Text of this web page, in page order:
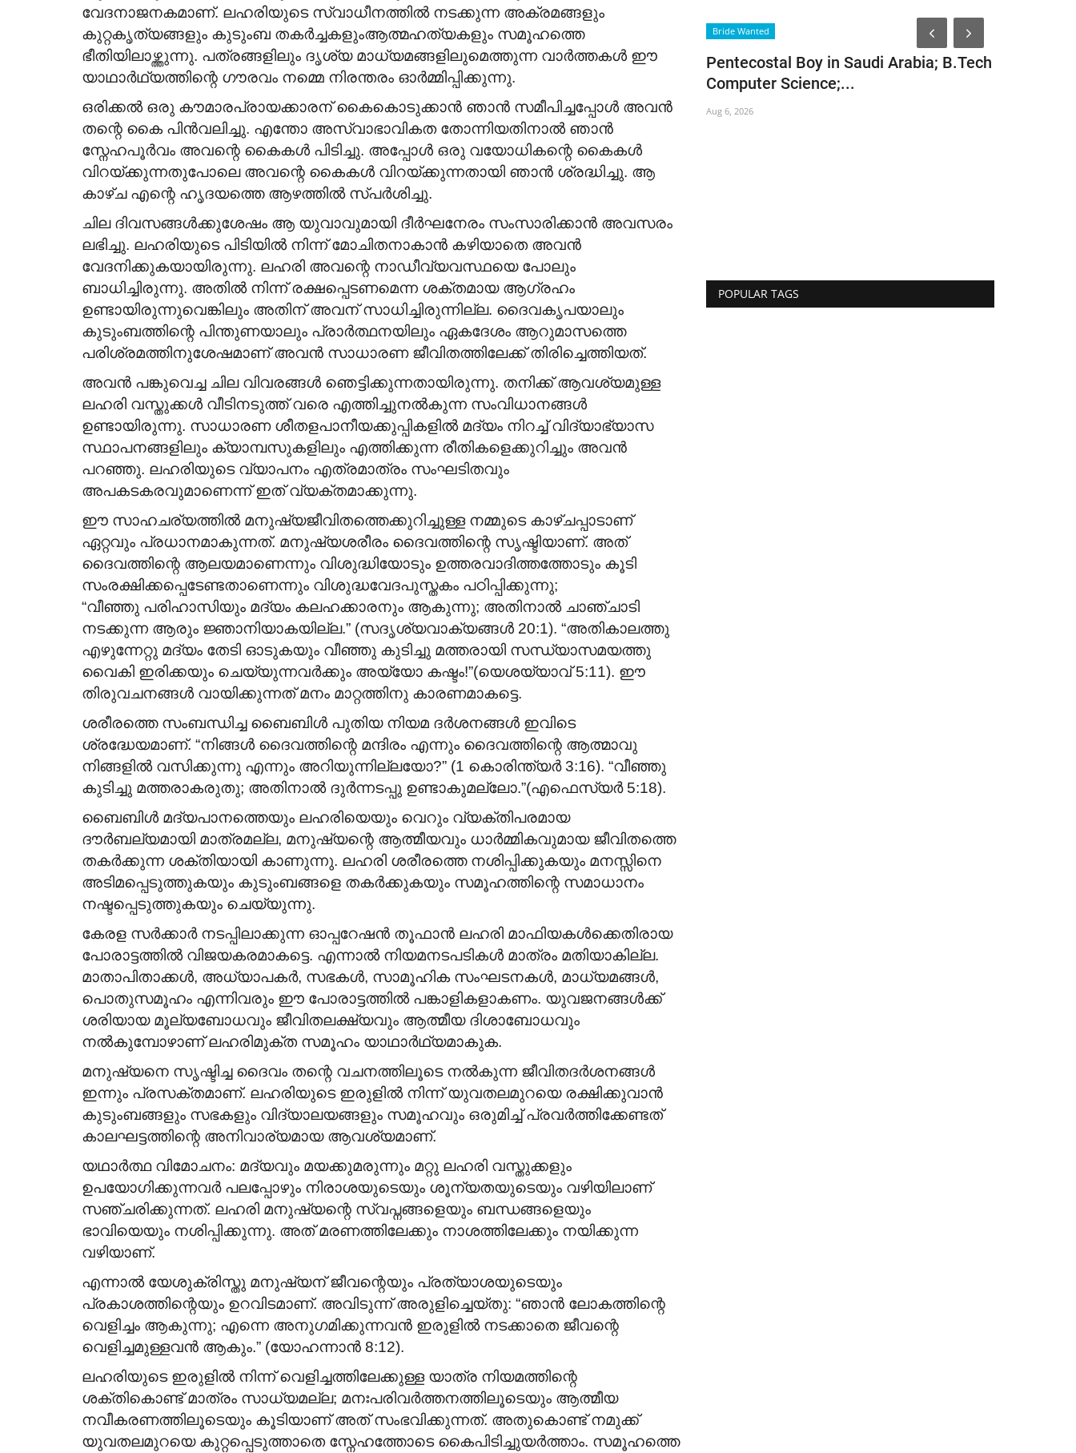
വേദനാജനകമാണ്. ലഹരിയുടെ സ്വാധീനത്തിൽ നടക്കുന്ന അക്രമങ്ങളും
കുറ്റകൃത്യങ്ങളും കുടുംബ തകർച്ചകളുംആത്മഹത്യകളും സമൂഹത്തെ
ഭീതിയിലാഴ്ത്തുന്നു. പത്രങ്ങളിലും ദൃശ്യ മാധ്യമങ്ങളിലുമെത്തുന്ന വാർത്തകൾ ഈ
യാഥാർഥ്യത്തിന്റെ ഗൗരവം നമ്മെ നിരന്തരം ഓർമ്മിപ്പിക്കുന്നു.
ഒരിക്കൽ ഒരു കൗമാരപ്രായക്കാരന് കൈകൊടുക്കാൻ ഞാൻ സമീപിച്ചപ്പോൾ അവൻ
തന്റെ കൈ പിൻവലിച്ചു. എന്തോ അസ്വാഭാവികത തോന്നിയതിനാൽ ഞാൻ
സ്നേഹപൂർവം അവന്റെ കൈകൾ പിടിച്ചു. അപ്പോൾ ഒരു വയോധികന്റെ കൈകൾ
വിറയ്ക്കുന്നതുപോലെ അവന്റെ കൈകൾ വിറയ്ക്കുന്നതായി ഞാൻ ശ്രദ്ധിച്ചു. ആ
കാഴ്ച എന്റെ ഹൃദയത്തെ ആഴത്തിൽ സ്പർശിച്ചു.
ചില ദിവസങ്ങൾക്കുശേഷം ആ യുവാവുമായി ദീർഘനേരം സംസാരിക്കാൻ അവസരം
ലഭിച്ചു. ലഹരിയുടെ പിടിയിൽ നിന്ന് മോചിതനാകാൻ കഴിയാതെ അവൻ
വേദനിക്കുകയായിരുന്നു. ലഹരി അവന്റെ നാഡീവ്യവസ്ഥയെ പോലും
ബാധിച്ചിരുന്നു. അതിൽ നിന്ന് രക്ഷപ്പെടണമെന്ന ശക്തമായ ആഗ്രഹം
ഉണ്ടായിരുന്നുവെങ്കിലും അതിന് അവന് സാധിച്ചിരുന്നില്ല. ദൈവകൃപയാലും
കുടുംബത്തിന്റെ പിന്തുണയാലും പ്രാർത്ഥനയിലും ഏകദേശം ആറുമാസത്തെ
പരിശ്രമത്തിനുശേഷമാണ് അവൻ സാധാരണ ജീവിതത്തിലേക്ക് തിരിച്ചെത്തിയത്.
അവൻ പങ്കുവെച്ച ചില വിവരങ്ങൾ ഞെട്ടിക്കുന്നതായിരുന്നു. തനിക്ക് ആവശ്യമുള്ള
ലഹരി വസ്തുക്കൾ വീടിനടുത്ത് വരെ എത്തിച്ചുനൽകുന്ന സംവിധാനങ്ങൾ
ഉണ്ടായിരുന്നു. സാധാരണ ശീതളപാനീയക്കുപ്പികളിൽ മദ്യം നിറച്ച് വിദ്യാഭ്യാസ
സ്ഥാപനങ്ങളിലും ക്യാമ്പസുകളിലും എത്തിക്കുന്ന രീതികളെക്കുറിച്ചും അവൻ
പറഞ്ഞു. ലഹരിയുടെ വ്യാപനം എത്രമാത്രം സംഘടിതവും
അപകടകരവുമാണെന്ന് ഇത് വ്യക്തമാക്കുന്നു.
ഈ സാഹചര്യത്തിൽ മനുഷ്യജീവിതത്തെക്കുറിച്ചുള്ള നമ്മുടെ കാഴ്ചപ്പാടാണ്
ഏറ്റവും പ്രധാനമാകുന്നത്. മനുഷ്യശരീരം ദൈവത്തിന്റെ സൃഷ്ടിയാണ്. അത്
ദൈവത്തിന്റെ ആലയമാണെന്നും വിശുദ്ധിയോടും ഉത്തരവാദിത്തത്തോടും കൂടി
സംരക്ഷിക്കപ്പെടേണ്ടതാണെന്നും വിശുദ്ധവേദപുസ്തകം പഠിപ്പിക്കുന്നു;
“വീഞ്ഞു പരിഹാസിയും മദ്യം കലഹക്കാരനും ആകുന്നു; അതിനാൽ ചാഞ്ചാടി
നടക്കുന്ന ആരും ജ്ഞാനിയാകയില്ല.” (സദൃശ്യവാക്യങ്ങൾ 20:1). “അതികാലത്തു
എഴുന്നേറ്റു മദ്യം തേടി ഓടുകയും വീഞ്ഞു കുടിച്ചു മത്തരായി സന്ധ്യാസമയത്തു
വൈകി ഇരിക്കയും ചെയ്യുന്നവർക്കും അയ്യോ കഷ്ടം!”(യെശയ്യാവ് 5:11). ഈ
തിരുവചനങ്ങൾ വായിക്കുന്നത് മനം മാറ്റത്തിനു കാരണമാകട്ടെ.
ശരീരത്തെ സംബന്ധിച്ച ബൈബിൾ പുതിയ നിയമ ദർശനങ്ങൾ ഇവിടെ
ശ്രദ്ധേയമാണ്. “നിങ്ങൾ ദൈവത്തിന്റെ മന്ദിരം എന്നും ദൈവത്തിന്റെ ആത്മാവു
നിങ്ങളിൽ വസിക്കുന്നു എന്നും അറിയുന്നില്ലയോ?” (1 കൊരിന്ത്യർ 3:16). “വീഞ്ഞു
കുടിച്ചു മത്തരാകരുതു; അതിനാൽ ദുർന്നടപ്പു ഉണ്ടാകുമല്ലോ.”(എഫെസ്യർ 5:18).
ബൈബിൾ മദ്യപാനത്തെയും ലഹരിയെയും വെറും വ്യക്തിപരമായ
ദൗർബല്യമായി മാത്രമല്ല, മനുഷ്യന്റെ ആത്മീയവും ധാർമ്മികവുമായ ജീവിതത്തെ
തകർക്കുന്ന ശക്തിയായി കാണുന്നു. ലഹരി ശരീരത്തെ നശിപ്പിക്കുകയും മനസ്സിനെ
അടിമപ്പെടുത്തുകയും കുടുംബങ്ങളെ തകർക്കുകയും സമൂഹത്തിന്റെ സമാധാനം
നഷ്ടപ്പെടുത്തുകയും ചെയ്യുന്നു.
കേരള സർക്കാർ നടപ്പിലാക്കുന്ന ഓപ്പറേഷൻ തൂഫാൻ ലഹരി മാഫിയകൾക്കെതിരായ
പോരാട്ടത്തിൽ വിജയകരമാകട്ടെ. എന്നാൽ നിയമനടപടികൾ മാത്രം മതിയാകില്ല.
മാതാപിതാക്കൾ, അധ്യാപകർ, സഭകൾ, സാമൂഹിക സംഘടനകൾ, മാധ്യമങ്ങൾ,
പൊതുസമൂഹം എന്നിവരും ഈ പോരാട്ടത്തിൽ പങ്കാളികളാകണം. യുവജനങ്ങൾക്ക്
ശരിയായ മൂല്യബോധവും ജീവിതലക്ഷ്യവും ആത്മീയ ദിശാബോധവും
നൽകുമ്പോഴാണ് ലഹരിമുക്ത സമൂഹം യാഥാർഥ്യമാകുക.
മനുഷ്യനെ സൃഷ്ടിച്ച ദൈവം തന്റെ വചനത്തിലൂടെ നൽകുന്ന ജീവിതദർശനങ്ങൾ
ഇന്നും പ്രസക്തമാണ്. ലഹരിയുടെ ഇരുളിൽ നിന്ന് യുവതലമുറയെ രക്ഷിക്കുവാൻ
കുടുംബങ്ങളും സഭകളും വിദ്യാലയങ്ങളും സമൂഹവും ഒരുമിച്ച് പ്രവർത്തിക്കേണ്ടത്
കാലഘട്ടത്തിന്റെ അനിവാര്യമായ ആവശ്യമാണ്.
യഥാർത്ഥ വിമോചനം: മദ്യവും മയക്കുമരുന്നും മറ്റു ലഹരി വസ്തുക്കളും
ഉപയോഗിക്കുന്നവർ പലപ്പോഴും നിരാശയുടെയും ശൂന്യതയുടെയും വഴിയിലാണ്
സഞ്ചരിക്കുന്നത്. ലഹരി മനുഷ്യന്റെ സ്വപ്നങ്ങളെയും ബന്ധങ്ങളെയും
ഭാവിയെയും നശിപ്പിക്കുന്നു. അത് മരണത്തിലേക്കും നാശത്തിലേക്കും നയിക്കുന്ന
വഴിയാണ്.
എന്നാൽ യേശുക്രിസ്തു മനുഷ്യന് ജീവന്റെയും പ്രത്യാശയുടെയും
പ്രകാശത്തിന്റെയും ഉറവിടമാണ്. അവിടുന്ന് അരുളിച്ചെയ്തു: “ഞാൻ ലോകത്തിന്റെ
വെളിച്ചം ആകുന്നു; എന്നെ അനുഗമിക്കുന്നവൻ ഇരുളിൽ നടക്കാതെ ജീവന്റെ
വെളിച്ചമുള്ളവൻ ആകും.” (യോഹന്നാൻ 8:12).
ലഹരിയുടെ ഇരുളിൽ നിന്ന് വെളിച്ചത്തിലേക്കുള്ള യാത്ര നിയമത്തിന്റെ
ശക്തികൊണ്ട് മാത്രം സാധ്യമല്ല; മനഃപരിവർത്തനത്തിലൂടെയും ആത്മീയ
നവീകരണത്തിലൂടെയും കൂടിയാണ് അത് സംഭവിക്കുന്നത്. അതുകൊണ്ട് നമുക്ക്
യുവതലമുറയെ കുറ്റപ്പെടുത്താതെ സ്നേഹത്തോടെ കൈപിടിച്ചുയർത്താം. സമൂഹത്തെ
M.A ;B.
Groom Wanted
Pentecostal Girl || Working abroad and
Pursuing CA || Groom...
Aug 7, 2026
Bride Wanted
Angloindian Pentecostal Boy; Bachelor's
& Master's degree...
Aug 7, 2026
Bride Wanted
Pentecostal Boy in Saudi Arabia; B.Tech
Computer Science;...
Aug 6, 2026
POPULAR TAGS